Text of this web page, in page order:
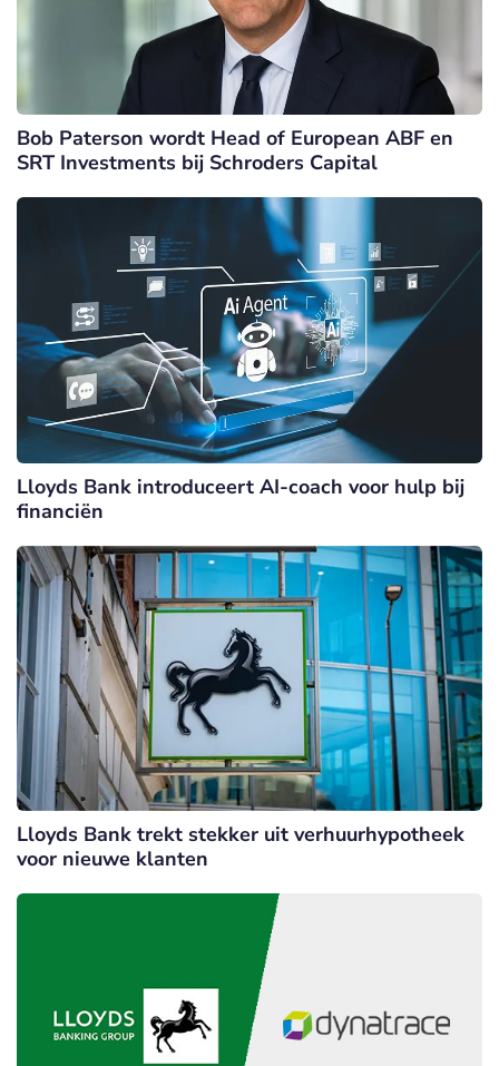
Bob Paterson wordt Head of European ABF en
SRT Investments bij Schroders Capital
Lloyds Bank introduceert AI-coach voor hulp bij
financiën
Lloyds Bank trekt stekker uit verhuurhypotheek
voor nieuwe klanten